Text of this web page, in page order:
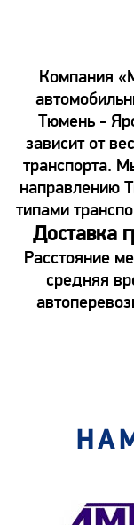
Компания
Тюмень -
зависит от
транспорта.
направлению
типами
Доставка
Расстояние
средняя